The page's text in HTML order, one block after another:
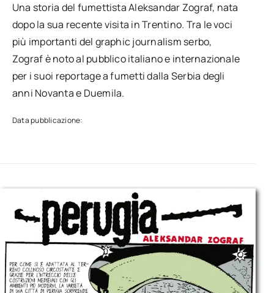
Una storia del fumettista Aleksandar Zograf, nata
dopo la sua recente visita in Trentino. Tra le voci
più importanti del graphic journalism serbo,
Zograf è noto al pubblico italiano e internazionale
per i suoi reportage a fumetti dalla Serbia degli
anni Novanta e Duemila.
Data pubblicazione: